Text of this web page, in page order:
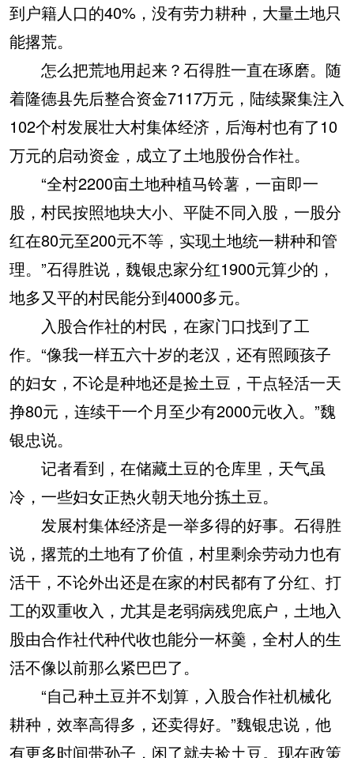
到户籍人口的40%，没有劳力耕种，大量土地只
能撂荒。
怎么把荒地用起来？石得胜一直在琢磨。随
着隆德县先后整合资金7117万元，陆续聚集注入
102个村发展壮大村集体经济，后海村也有了10
万元的启动资金，成立了土地股份合作社。
“全村2200亩土地种植马铃薯，一亩即一
股，村民按照地块大小、平陡不同入股，一股分
红在80元至200元不等，实现土地统一耕种和管
理。”石得胜说，魏银忠家分红1900元算少的，
地多又平的村民能分到4000多元。
入股合作社的村民，在家门口找到了工
作。“像我一样五六十岁的老汉，还有照顾孩子
的妇女，不论是种地还是捡土豆，干点轻活一天
挣80元，连续干一个月至少有2000元收入。”魏
银忠说。
记者看到，在储藏土豆的仓库里，天气虽
冷，一些妇女正热火朝天地分拣土豆。
发展村集体经济是一举多得的好事。石得胜
说，撂荒的土地有了价值，村里剩余劳动力也有
活干，不论外出还是在家的村民都有了分红、打
工的双重收入，尤其是老弱病残兜底户，土地入
股由合作社代种代收也能分一杯羹，全村人的生
活不像以前那么紧巴巴了。
“自己种土豆并不划算，入股合作社机械化
耕种，效率高得多，还卖得好。”魏银忠说，他
有更多时间带孙子，闲了就去捡土豆。现在政策